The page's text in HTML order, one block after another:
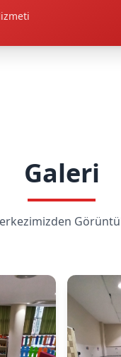
Galeri